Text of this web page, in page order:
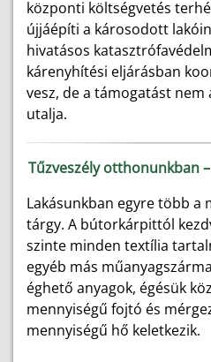
központi költségvetés
újjáépíti a károsodott
hivatásos
kárenyhítési eljárásban
vesz, de a támogatást
utalja.
Tűzveszély otthonunkban
Lakásunkban egyre több a
tárgy. A bútorkárpittól
szinte minden textília
egyéb más
éghető anyagok, égésük
mennyiségű fojtó és
mennyiségű hő keletkezik.